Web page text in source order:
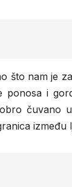
što nam je
ponosa i
čuvano